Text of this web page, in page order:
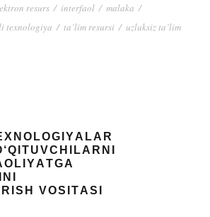
resurs / interfaol / malaka /
texnologiya / ta’lim resursi / uzluksiz ta’lim
VОSITАSI